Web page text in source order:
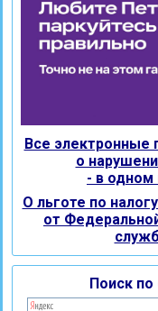
Все электронные
о
- в одном
О льготе по
от
Поиск по